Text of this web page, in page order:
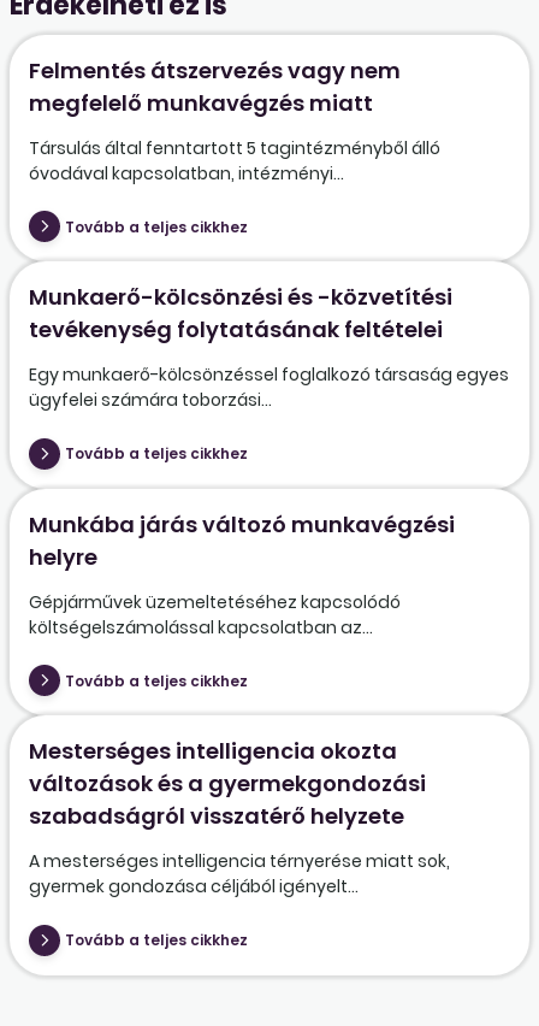
Felmentés átszervezés vagy nem
megfelelő munkavégzés miatt
Társulás által fenntartott 5 tagintézményből álló
óvodával kapcsolatban, intézményi...
Tovább a teljes cikkhez
Munkaerő-kölcsönzési és -közvetítési
tevékenység folytatásának feltételei
Egy munkaerő-kölcsönzéssel foglalkozó társaság egyes
ügyfelei számára toborzási...
Tovább a teljes cikkhez
Munkába járás változó munkavégzési
helyre
Gépjárművek üzemeltetéséhez kapcsolódó
költségelszámolással kapcsolatban az...
Tovább a teljes cikkhez
Mesterséges intelligencia okozta
változások és a gyermekgondozási
szabadságról visszatérő helyzete
A mesterséges intelligencia térnyerése miatt sok,
gyermek gondozása céljából igényelt...
Tovább a teljes cikkhez